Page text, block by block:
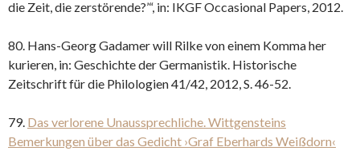
die Zeit, die zerstörende?’“, in: IKGF Occasional Papers, 2012.
80. Hans-Georg Gadamer will Rilke von einem Komma her
kurieren, in: Geschichte der Germanistik. Historische
Zeitschrift für die Philologien 41/42, 2012, S. 46-52.
79. Das verlorene Unaussprechliche. Wittgensteins
Bemerkungen über das Gedicht ›Graf Eberhards Weißdorn‹